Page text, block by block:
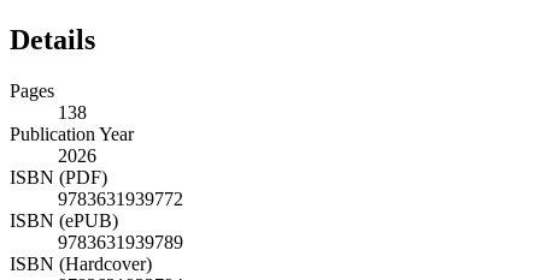
Details
Pages
138
Publication Year
2026
ISBN (PDF)
9783631939772
ISBN (ePUB)
9783631939789
ISBN (Hardcover)